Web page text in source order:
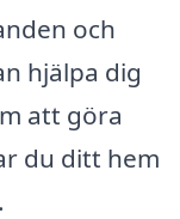
och
hjälpa dig
att göra
du ditt hem